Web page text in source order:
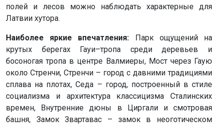
полей и лесов можно наблюдать характерные для
Латвии хутора.
Наиболее яркие впечатления: Парк ощущений на
крутых берегах Гауи–тропа среди деревьев и
босоногая тропа в центре Валмиеры, Мост через Гаую
около Стренчи, Стренчи – город с давними традициями
сплава на плотах, Седа – город, построенный в стиле
социализма и архитектура классицизма Сталинских
времен, Внутренние дюны в Циргали и смотровая
башня, Замок Звартавас – замок в неоготическом